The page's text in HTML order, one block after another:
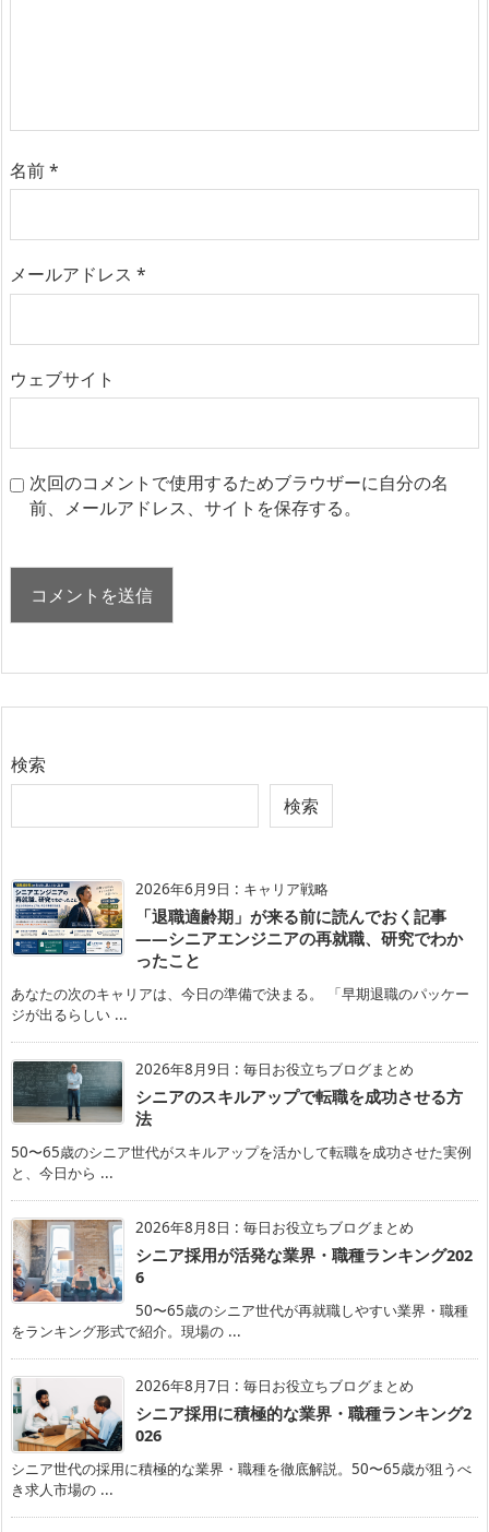
名前*
メールアドレス *
ウェブサイト
次回のコメントで使用するためブラウザーに自分の名
前、メールアドレス、サイトを保存する。
検索
検索
2026年6月9日 : キャリア戦略
「退職適齢期」が来る前に読んでおく記事
——シニアエンジニアの再就職、研究でわか
ったこと
あなたの次のキャリアは、今日の準備で決まる。 「早期退職のパッケー
ジが出るらしい ...
2026年8月9日 : 毎日お役立ちブログまとめ
シニアのスキルアップで転職を成功させる方
法
50〜65歳のシニア世代がスキルアップを活かして転職を成功させた実例
と、今日から ...
2026年8月8日 : 毎日お役立ちブログまとめ
シニア採用が活発な業界・職種ランキング202
6
50〜65歳のシニア世代が再就職しやすい業界・職種
をランキング形式で紹介。現場の ...
2026年8月7日 : 毎日お役立ちブログまとめ
シニア採用に積極的な業界・職種ランキング2
026
シニア世代の採用に積極的な業界・職種を徹底解説。50〜65歳が狙うべ
き求人市場の ...